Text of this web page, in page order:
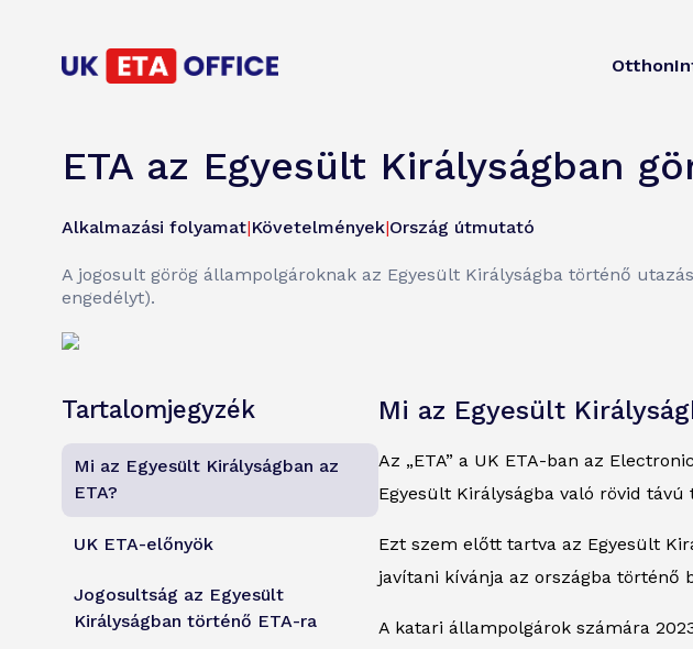
Otthon
ETA az Egyesült Királyságban
Alkalmazási folyamat|Követelmények|Ország útmutató
A jogosult görög állampolgároknak az Egyesült Királyságba történő
engedélyt).
Tartalomjegyzék
Mi az Egyesült Királyságban az
ETA?
UK ETA-előnyök
Jogosultság az Egyesült
Királyságban történő ETA-ra
Mi az Egyesült
Az „ETA” a UK ETA-ban az
Egyesült Királyságba való rövid
Ezt szem előtt tartva az Egyesült
javítani kívánja az országba történő
A katari állampolgárok számára